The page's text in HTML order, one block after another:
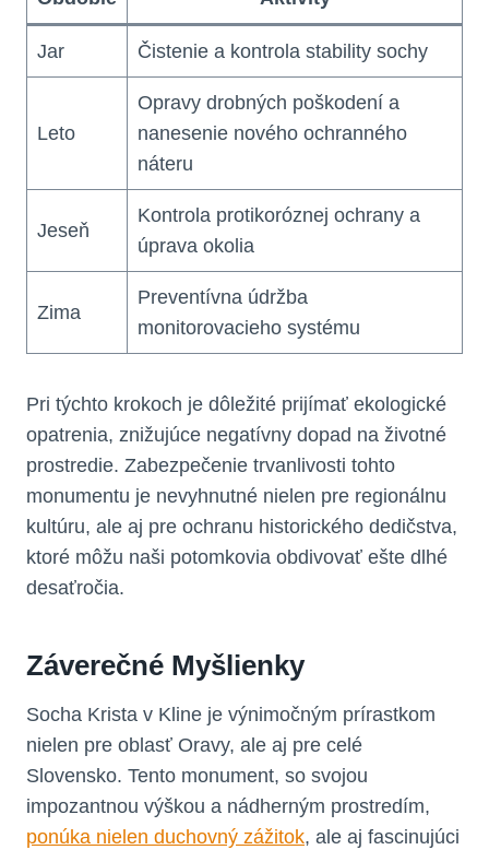
Jar Čistenie a kontrola stability sochy
Leto
Opravy drobných poškodení a
nanesenie nového ochranného
náteru
Jeseň
Kontrola protikoróznej ochrany a
úprava okolia
Zima
Preventívna údržba
monitorovacieho systému
Pri týchto krokoch je dôležité prijímať ekologické
opatrenia, znižujúce negatívny dopad na životné
prostredie. Zabezpečenie trvanlivosti tohto
monumentu je nevyhnutné nielen pre regionálnu
kultúru, ale aj pre ochranu historického dedičstva,
ktoré môžu naši potomkovia obdivovať ešte dlhé
desaťročia.
Záverečné Myšlienky
Socha Krista v Kline je výnimočným prírastkom
nielen pre oblasť Oravy, ale aj pre celé
Slovensko. Tento monument, so svojou
impozantnou výškou a nádherným prostredím,
ponúka nielen duchovný zážitok, ale aj fascinujúci